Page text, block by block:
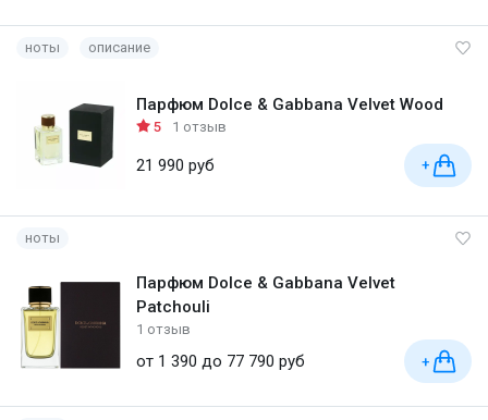
ноты описание
Парфюм Dolce & Gabbana Velvet Wood
5 1 отзыв
21 990 руб +
ноты
Парфюм Dolce & Gabbana Velvet
Patchouli
1 отзыв
от 1 390 до 77 790 руб +